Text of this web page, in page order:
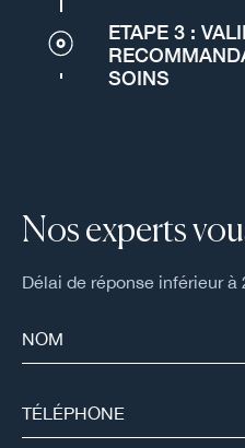
ETAPE 3 :
SOINS
Nos experts
Délai de réponse inférieur à